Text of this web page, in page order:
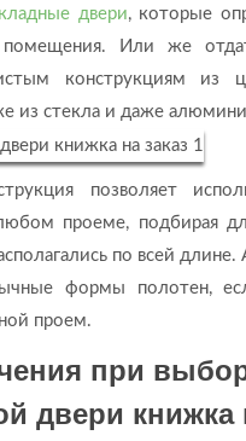
двери, которые
Или же
конструкциям из
из стекла и даже
позволяет
проеме, подбирая
по всей
формы полотен,
проем.
при
двери книжка